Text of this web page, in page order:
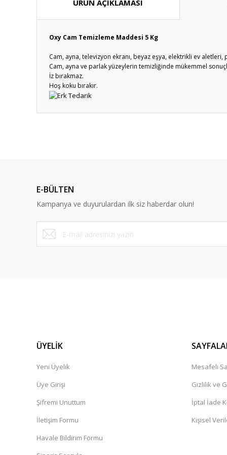
ÜRÜN AÇIKLAMASI
Oxy Cam Temizleme Maddesi 5 Kg
Cam, ayna, televizyon ekranı, beyaz eşya, elektrikli ev
Cam, ayna ve parlak yüzeylerin temizliğinde mükemmel
İz bırakmaz.
Hoş koku bırakır.
Ürün bilgilerinde hatalar bulunuyor.
Ürün fiyatı diğer sitelerden daha pahalı.
Bu ürüne benzer farklı alternatifler olmalı.
E-BÜLTEN
Kampanya ve duyurulardan ilk siz haberdar olun!
ÜYELİK
Yeni Üyelik
Üye Girişi
Şifremi Unuttum
İletişim Formu
Havale Bildirim Formu
Mesafeli
Gizlilik ve
İptal İade
Kişisel